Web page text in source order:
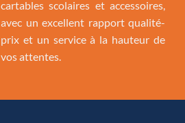
cartables scolaires et accessoires,
avec un excellent rapport qualité-
prix et un service à la hauteur de
vos attentes.